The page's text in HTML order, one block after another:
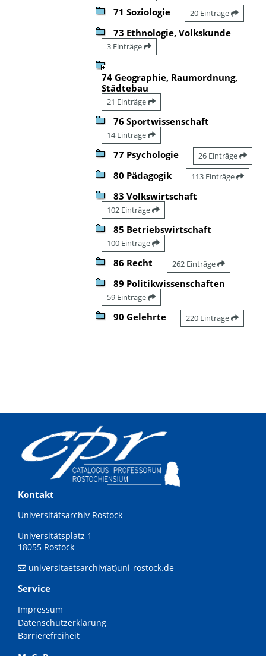
71 Soziologie 20 Einträge
73 Ethnologie, Volkskunde
3 Einträge
74 Geographie, Raumordnung,
Städtebau
21 Einträge
76 Sportwissenschaft
14 Einträge
77 Psychologie 26 Einträge
80 Pädagogik 113 Einträge
83 Volkswirtschaft
102 Einträge
85 Betriebswirtschaft
100 Einträge
86 Recht 262 Einträge
89 Politikwissenschaften
59 Einträge
90 Gelehrte 220 Einträge
Kontakt
Universitätsarchiv Rostock
Universitätsplatz 1
18055 Rostock
universitaetsarchiv(at)uni-rostock.de
Service
Impressum
Datenschutzerklärung
Barrierefreiheit